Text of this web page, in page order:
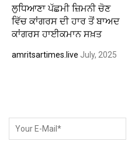
ਲੁਧਿਆਣਾ ਪੱਛਮੀ ਜ਼ਿਮਨੀ ਚੋਣ
ਵਿੱਚ ਕਾਂਗਰਸ ਦੀ ਹਾਰ ਤੋਂ ਬਾਅਦ
ਕਾਂਗਰਸ ਹਾਈਕਮਾਨ ਸਖ਼ਤ
amritsartimes.live July, 2025